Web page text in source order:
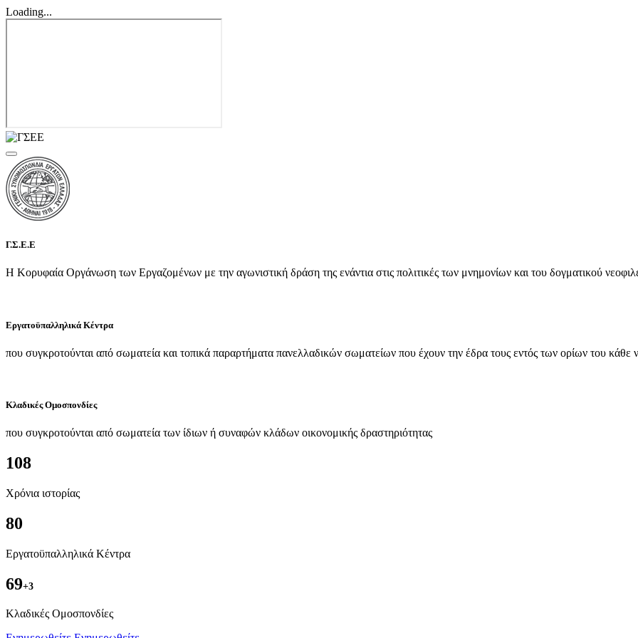
Loading...
Γ.Σ.Ε.Ε
Η Κορυφαία Οργάνωση των Εργαζομένων με την αγωνιστική δράση της ενάντια στις πολιτικές των μνημονίων και του δογματικού
Εργατοϋπαλληλικά Κέντρα
που συγκροτούνται από σωματεία και τοπικά παραρτήματα πανελλαδικών σωματείων που έχουν την έδρα τους εντός των ορίων του κάθε
Κλαδικές Ομοσπονδίες
που συγκροτούνται από σωματεία των ίδιων ή συναφών κλάδων οικονομικής δραστηριότητας
108
Χρόνια ιστορίας
80
Εργατοϋπαλληλικά Κέντρα
69+3
Kλαδικές Ομοσπονδίες